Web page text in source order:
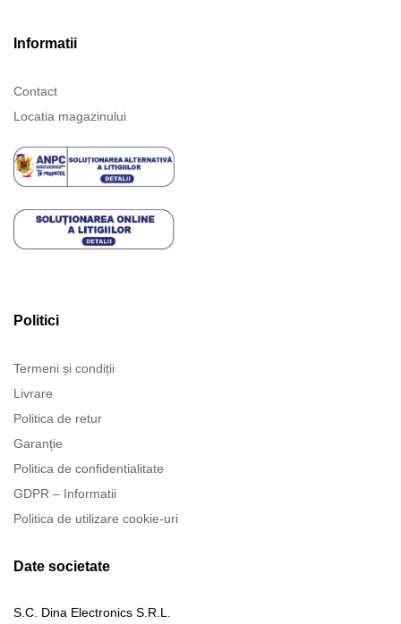
Informatii
Contact
Locatia magazinului
Politici
Termeni și condiții
Livrare
Politica de retur
Garanție
Politica de confidentialitate
GDPR – Informatii
Politica de utilizare cookie-uri
Date societate
S.C. Dina Electronics S.R.L.